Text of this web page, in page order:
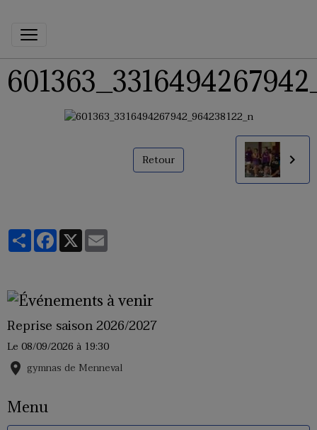
Retour
PartagerFacebook
X
Reprise saison 2026/2027
Le 08/09/2026 à 19:30
gymnas de Menneval
Menu